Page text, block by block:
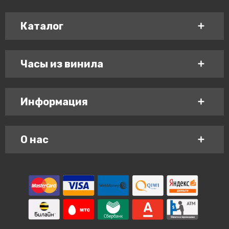
Каталог
Часы из винила
Информация
О нас